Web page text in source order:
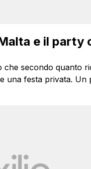
e il party
secondo quanto
una festa privata.